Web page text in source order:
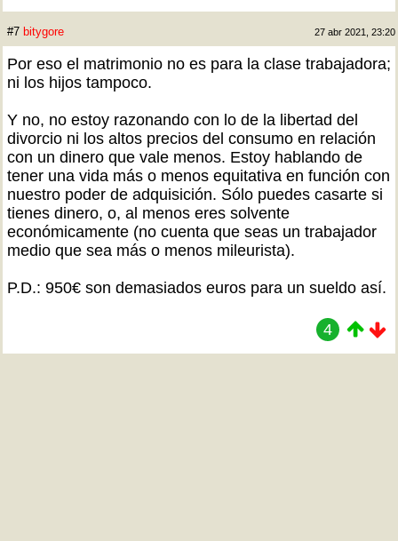
#7 bitygore 27 abr 2021, 23:20
Por eso el matrimonio no es para la clase trabajadora;
ni los hijos tampoco.
Y no, no estoy razonando con lo de la libertad del
divorcio ni los altos precios del consumo en relación
con un dinero que vale menos. Estoy hablando de
tener una vida más o menos equitativa en función con
nuestro poder de adquisición. Sólo puedes casarte si
tienes dinero, o, al menos eres solvente
económicamente (no cuenta que seas un trabajador
medio que sea más o menos mileurista).
P.D.: 950€ son demasiados euros para un sueldo así.
4